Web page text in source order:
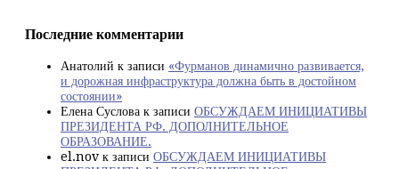
Последние комментарии
Анатолий к записи «Фурманов динамично развивается,
и дорожная инфраструктура должна быть в достойном
состоянии»
Елена Суслова к записи ОБСУЖДАЕМ ИНИЦИАТИВЫ
ПРЕЗИДЕНТА РФ. ДОПОЛНИТЕЛЬНОЕ
ОБРАЗОВАНИЕ.
el.nov к записи ОБСУЖДАЕМ ИНИЦИАТИВЫ